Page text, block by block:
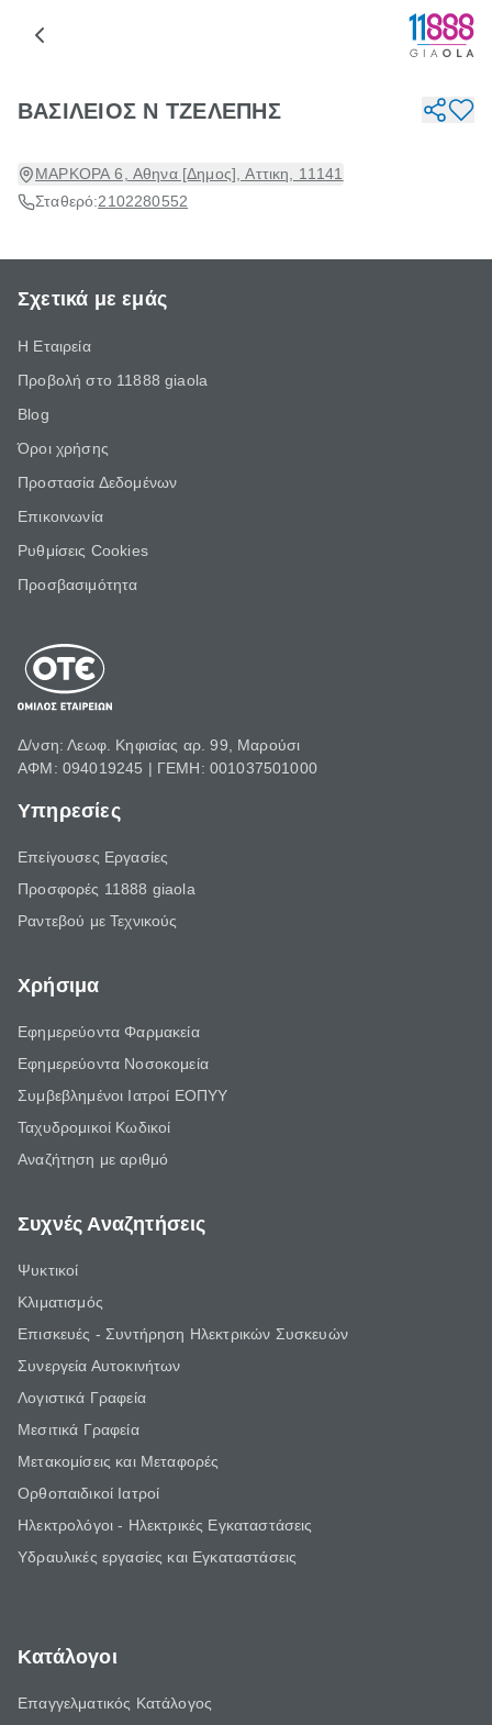
ΒΑΣΙΛΕΙΟΣ Ν ΤΖΕΛΕΠΗΣ
ΜΑΡΚΟΡΑ 6, Αθηνα [Δημος], Αττικη, 11141
Σταθερό:2102280552
Σχετικά με εμάς
Η Εταιρεία
Προβολή στο 11888 giaola
Blog
Όροι χρήσης
Προστασία Δεδομένων
Επικοινωνία
Ρυθμίσεις Cookies
Προσβασιμότητα
Δ/νση: Λεωφ. Κηφισίας αρ. 99, Μαρούσι
ΑΦΜ: 094019245 | ΓΕΜΗ: 001037501000
Υπηρεσίες
Επείγουσες Εργασίες
Προσφορές 11888 giaola
Ραντεβού με Τεχνικούς
Χρήσιμα
Εφημερεύοντα Φαρμακεία
Εφημερεύοντα Νοσοκομεία
Συμβεβλημένοι Ιατροί ΕΟΠΥΥ
Ταχυδρομικοί Κωδικοί
Αναζήτηση με αριθμό
Συχνές Αναζητήσεις
Ψυκτικοί
Κλιματισμός
Επισκευές - Συντήρηση Ηλεκτρικών Συσκευών
Συνεργεία Αυτοκινήτων
Λογιστικά Γραφεία
Μεσιτικά Γραφεία
Μετακομίσεις και Μεταφορές
Ορθοπαιδικοί Ιατροί
Ηλεκτρολόγοι - Ηλεκτρικές Εγκαταστάσεις
Υδραυλικές εργασίες και Εγκαταστάσεις
Κατάλογοι
Επαγγελματικός Κατάλογος